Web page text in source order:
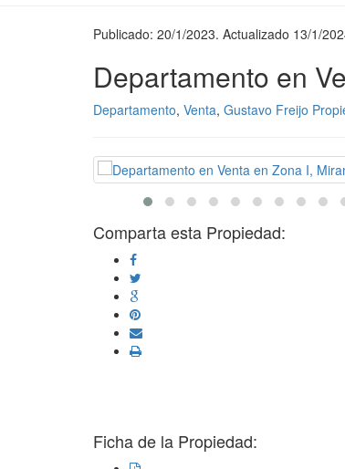
Publicado: 20/1/2023. Actualizado 13/1/
Departamento en
Departamento, Venta, Gustavo Freijo
Comparta esta Propiedad:
Ficha de la Propiedad: